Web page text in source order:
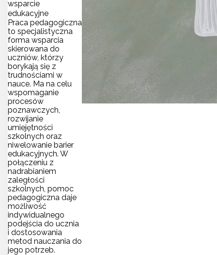
wsparcie
edukacyjne
Praca pedagogiczna
to specjalistyczna
forma wsparcia
skierowana do
uczniów, którzy
borykają się z
trudnościami w
nauce. Ma na celu
wspomaganie
procesów
poznawczych,
rozwijanie
umiejętności
szkolnych oraz
niwelowanie barier
edukacyjnych. W
połączeniu z
nadrabianiem
zaległości
szkolnych, pomoc
pedagogiczna daje
możliwość
indywidualnego
podejścia do ucznia
i dostosowania
metod nauczania do
jego potrzeb.